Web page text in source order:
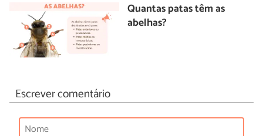
Quantas patas têm as
abelhas?
Escrever comentário